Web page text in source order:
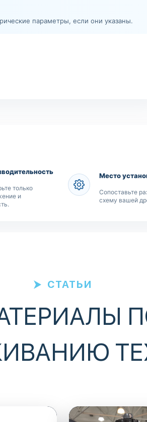
параметры, если они указаны.
только
и
Место
Сопоставьте
схему вашей
СТАТЬИ